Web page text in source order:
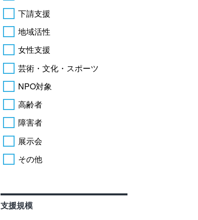
下請支援
地域活性
女性支援
芸術・文化・スポーツ
NPO対象
高齢者
障害者
展示会
その他
支援規模